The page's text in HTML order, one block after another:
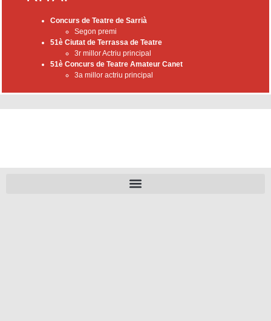
Concurs de Teatre de Sarrià
Segon premi
51è Ciutat de Terrassa de Teatre
3r millor Actriu principal
51è Concurs de Teatre Amateur Canet
3a millor actriu principal